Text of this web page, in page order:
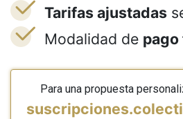
Tarifas ajustadas
Modalidad de
Para una propuesta